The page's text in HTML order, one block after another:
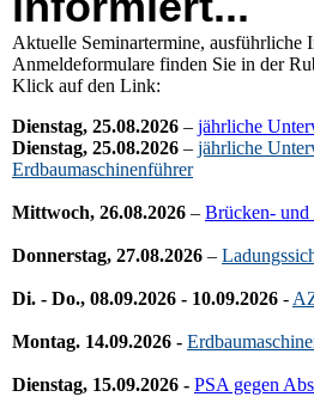
Aktuelle Seminartermine, ausführliche
Anmeldeformulare finden Sie in der
Klick auf den Link:
Dienstag, 25.08.2026 – jährliche
Dienstag, 25.08.2026 – jährliche
Erdbaumaschinenführer
Mittwoch, 26.08.2026 – Brücken- und
Donnerstag, 27.08.2026 –
Di. - Do., 08.09.2026 - 10.09.2026 -
Montag. 14.09.2026 -
Dienstag, 15.09.2026 - PSA gegen